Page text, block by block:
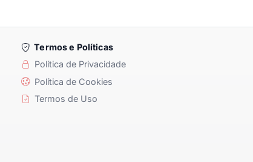
Termos e Políticas
Política de Privacidade
Política de Cookies
Termos de Uso